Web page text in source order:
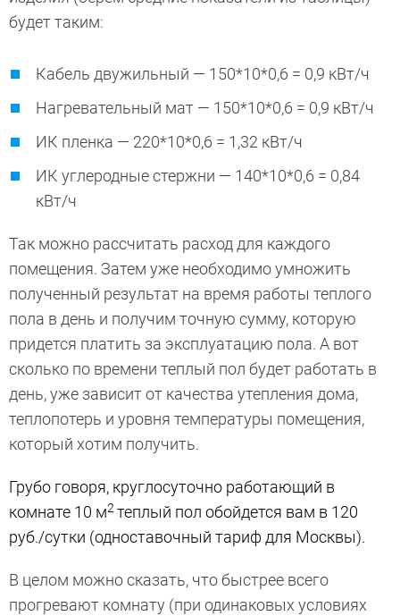
будет таким:
Кабель двужильный — 150*10*0,6 = 0,9 кВт/ч
Нагревательный мат — 150*10*0,6 = 0,9 кВт/ч
ИК пленка — 220*10*0,6 = 1,32 кВт/ч
ИК углеродные стержни — 140*10*0,6 = 0,84
кВт/ч
Так можно рассчитать расход для каждого
помещения. Затем уже необходимо умножить
полученный результат на время работы теплого
пола в день и получим точную сумму, которую
придется платить за эксплуатацию пола. А вот
сколько по времени теплый пол будет работать в
день, уже зависит от качества утепления дома,
теплопотерь и уровня температуры помещения,
который хотим получить.
Грубо говоря, круглосуточно работающий в
комнате 10 м2 теплый пол обойдется вам в 120
руб./сутки (одноставочный тариф для Москвы).
В целом можно сказать, что быстрее всего
прогревают комнату (при одинаковых условиях